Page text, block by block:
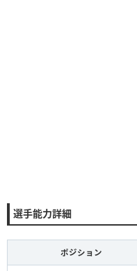
選手能力詳細
ポジション